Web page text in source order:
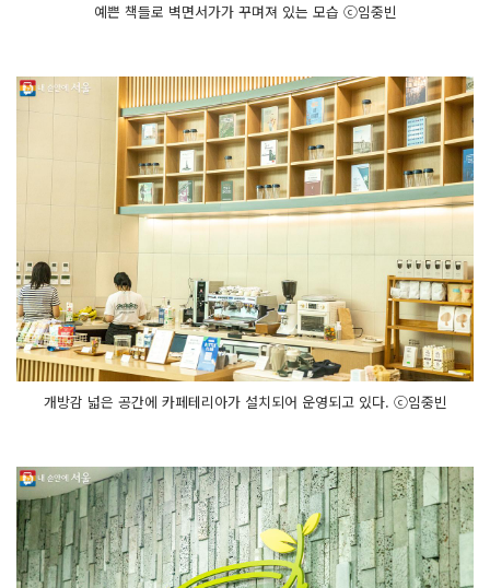
예쁜 책들로 벽면서가가 꾸며져 있는 모습 ⓒ임중빈
개방감 넓은 공간에 카페테리아가 설치되어 운영되고 있다. ⓒ임중빈